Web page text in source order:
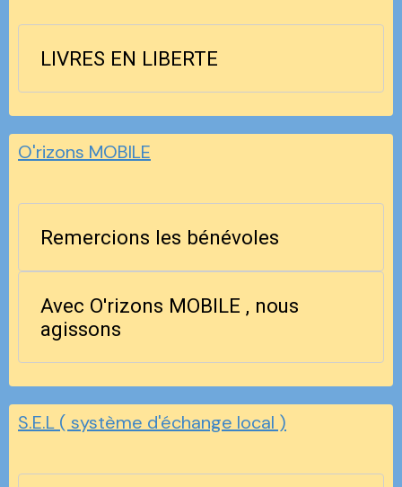
LIVRES EN LIBERTE
O'rizons MOBILE
Remercions les bénévoles
Avec O'rizons MOBILE , nous
agissons
S.E.L ( système d'échange local )